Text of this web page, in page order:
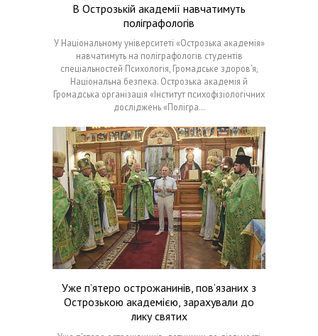
В Острозькій академії навчатимуть
поліграфологів
У Національному університеті «Острозька академія»
навчатимуть на поліграфологів студентів
спеціальностей Психологія, Громадське здоров‘я,
Національна безпека. Острозька академія й
Громадська організація «Інститут психофізіологічних
досліджень «Полігра…
Уже п’ятеро острожанинів, пов’язаних з
Острозькою академією, зарахували до
лику святих